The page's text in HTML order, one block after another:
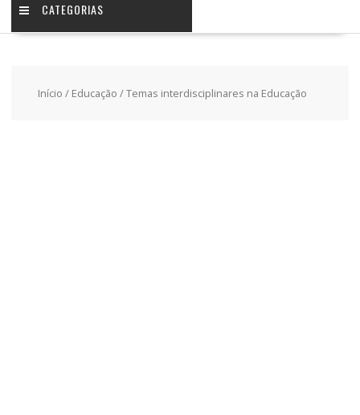
CATEGORIAS
Início / Educação / Temas interdisciplinares na Educação